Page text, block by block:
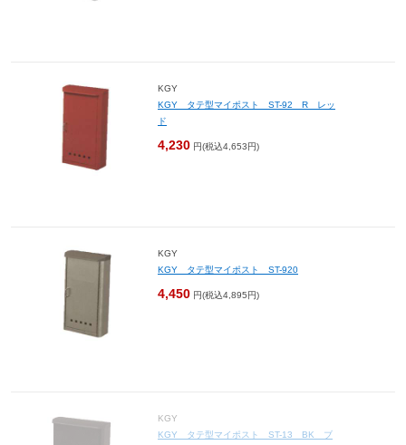
KGY
KGY タテ型マイポスト ST-92 R レッ
ド
4,230 円(税込4,653円)
KGY
KGY タテ型マイポスト ST-920
4,450 円(税込4,895円)
KGY
KGY タテ型マイポスト ST-13 BK ブ